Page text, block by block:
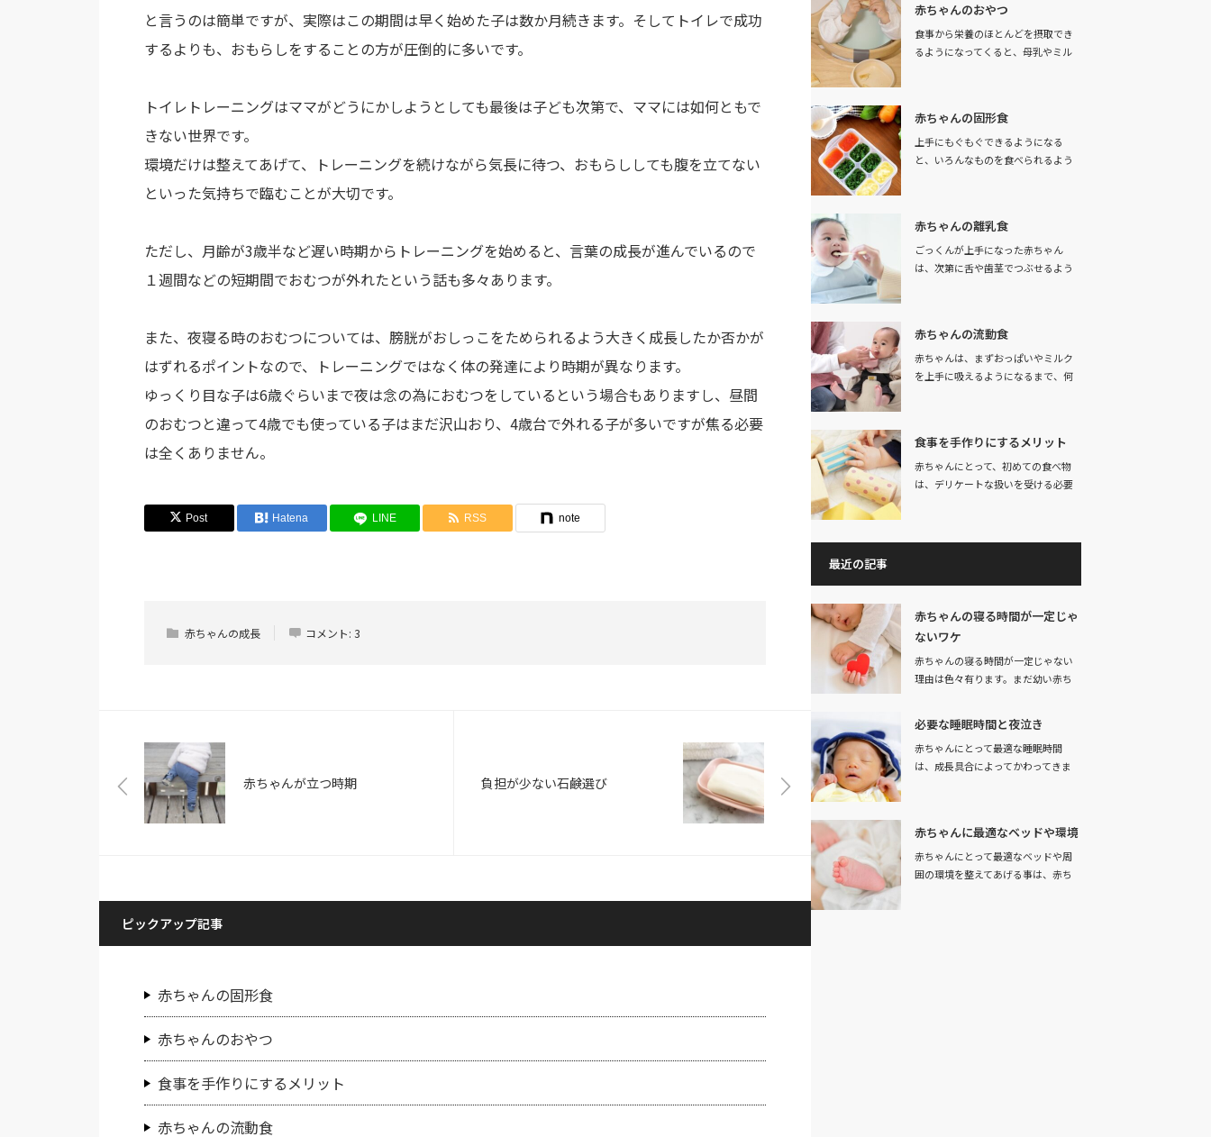
と言うのは簡単ですが、実際はこの期間は早く始めた子は数か月続きます。そしてトイレで成功
するよりも、おもらしをすることの方が圧倒的に多いです。
トイレトレーニングはママがどうにかしようとしても最後は子ども次第で、ママには如何ともで
きない世界です。
環境だけは整えてあげて、トレーニングを続けながら気長に待つ、おもらししても腹を立てない
といった気持ちで臨むことが大切です。
ただし、月齢が3歳半など遅い時期からトレーニングを始めると、言葉の成長が進んでいるので
１週間などの短期間でおむつが外れたという話も多々あります。
また、夜寝る時のおむつについては、膀胱がおしっこをためられるよう大きく成長したか否かが
はずれるポイントなので、トレーニングではなく体の発達により時期が異なります。
ゆっくり目な子は6歳ぐらいまで夜は念の為におむつをしているという場合もありますし、昼間
のおむつと違って4歳でも使っている子はまだ沢山おり、4歳台で外れる子が多いですが焦る必要
は全くありません。
Post Hatena LINE RSS note
赤ちゃんの成長 コメント: 3
赤ちゃんが立つ時期 負担が少ない石鹸選び
ピックアップ記事
赤ちゃんの固形食
赤ちゃんのおやつ
食事を手作りにするメリット
赤ちゃんの流動食
赤ちゃんのおやつ
食事から栄養のほとんどを摂取でき
るようになってくると、母乳やミル
赤ちゃんの固形食
上手にもぐもぐできるようになる
と、いろんなものを食べられるよう
赤ちゃんの離乳食
ごっくんが上手になった赤ちゃん
は、次第に舌や歯茎でつぶせるよう
赤ちゃんの流動食
赤ちゃんは、まずおっぱいやミルク
を上手に吸えるようになるまで、何
食事を手作りにするメリット
赤ちゃんにとって、初めての食べ物
は、デリケートな扱いを受ける必要
最近の記事
赤ちゃんの寝る時間が一定じゃ
ないワケ
赤ちゃんの寝る時間が一定じゃない
理由は色々有ります。まだ幼い赤ち
必要な睡眠時間と夜泣き
赤ちゃんにとって最適な睡眠時間
は、成長具合によってかわってきま
赤ちゃんに最適なベッドや環境
赤ちゃんにとって最適なベッドや周
囲の環境を整えてあげる事は、赤ち